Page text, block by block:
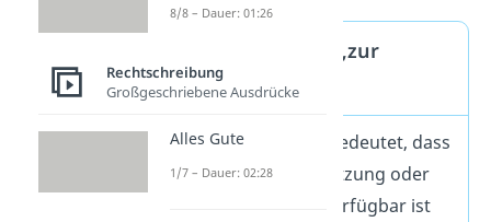
Was bedeutet „zur
Verfügung“?
Zur Verfügung bedeutet, dass
etwas für die Nutzung oder
den Gebrauch verfügbar ist
8/8 – Dauer: 01:26
Rechtschreibung
Großgeschriebene Ausdrücke
Alles Gute
1/7 – Dauer: 02:28